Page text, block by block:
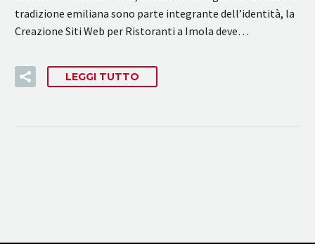
tradizione emiliana sono parte integrante dell’identità, la
Creazione Siti Web per Ristoranti a Imola deve…
LEGGI TUTTO